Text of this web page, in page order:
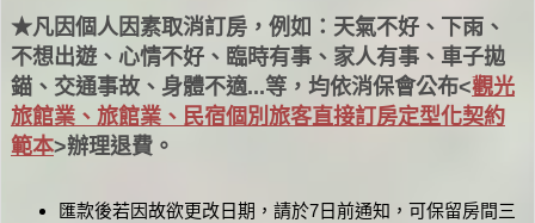
★凡因個人因素取消訂房，例如：天氣不好、下雨、
不想出遊、心情不好、臨時有事、家人有事、車子拋
錨、交通事故、身體不適...等，均依消保會公布<觀光
旅館業、旅館業、民宿個別旅客直接訂房定型化契約
範本>辦理退費 。
匯款後若因故欲更改日期，請於7日前通知，可保留房間三